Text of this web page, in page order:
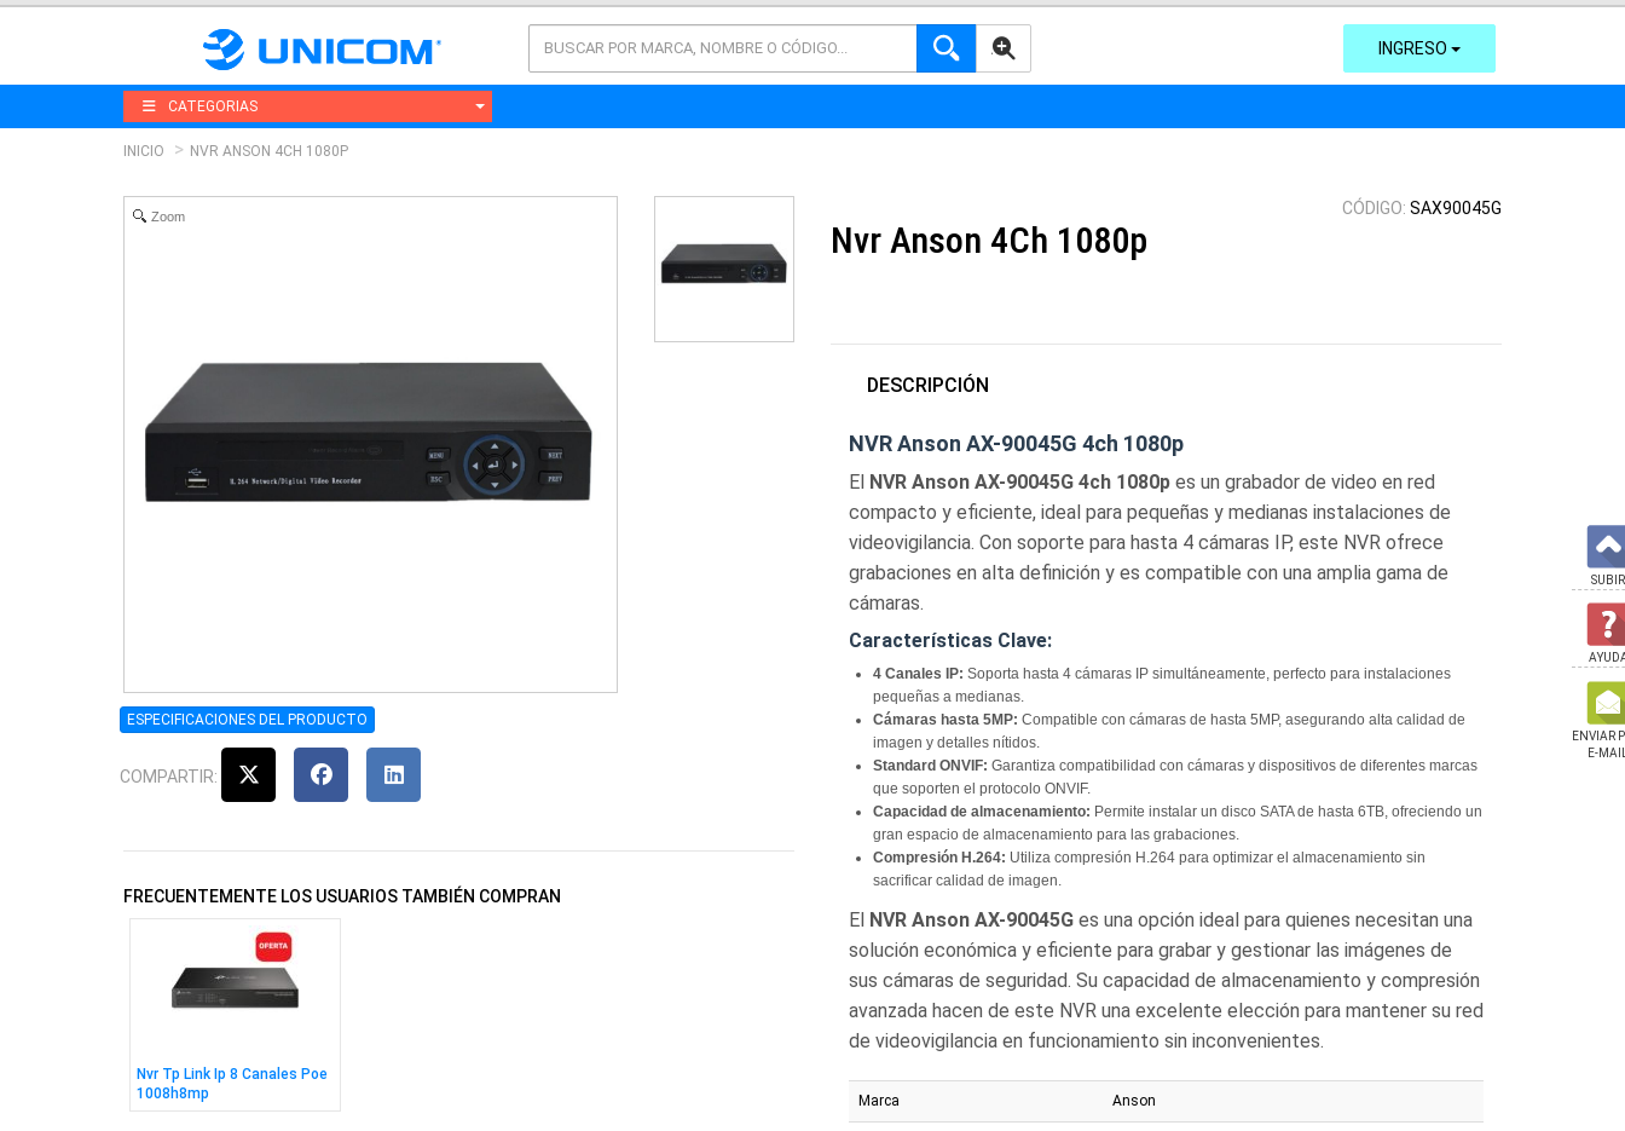
AVANZADA INGRESO
CATEGORIAS
INICIO NVR ANSON 4CH 1080P
Zoom
ESPECIFICACIONES DEL PRODUCTO
COMPARTIR:
FRECUENTEMENTE LOS USUARIOS TAMBIÉN COMPRAN
Nvr Tp Link Ip 8 Canales Poe
1008h8mp
CÓDIGO: SAX90045G
Nvr Anson 4Ch 1080p
DESCRIPCIÓN
NVR Anson AX-90045G 4ch 1080p
El NVR Anson AX-90045G 4ch 1080p es un grabador de video en red
compacto y eficiente, ideal para pequeñas y medianas instalaciones de
videovigilancia. Con soporte para hasta 4 cámaras IP, este NVR ofrece
grabaciones en alta definición y es compatible con una amplia gama de
cámaras.
Características Clave:
4 Canales IP: Soporta hasta 4 cámaras IP simultáneamente, perfecto para instalaciones
pequeñas a medianas.
Cámaras hasta 5MP: Compatible con cámaras de hasta 5MP, asegurando alta calidad de
imagen y detalles nítidos.
Standard ONVIF: Garantiza compatibilidad con cámaras y dispositivos de diferentes marcas
que soporten el protocolo ONVIF.
Capacidad de almacenamiento: Permite instalar un disco SATA de hasta 6TB, ofreciendo un
gran espacio de almacenamiento para las grabaciones.
Compresión H.264: Utiliza compresión H.264 para optimizar el almacenamiento sin
sacrificar calidad de imagen.
El NVR Anson AX-90045G es una opción ideal para quienes necesitan una
solución económica y eficiente para grabar y gestionar las imágenes de
sus cámaras de seguridad. Su capacidad de almacenamiento y compresión
avanzada hacen de este NVR una excelente elección para mantener su red
de videovigilancia en funcionamiento sin inconvenientes.
Marca Anson
SUBIR
ENVIAR
E-